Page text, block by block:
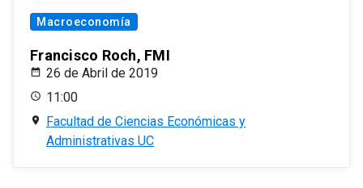
Macroeconomía
Francisco Roch, FMI
26 de Abril de 2019
11:00
Facultad de Ciencias Económicas y
Administrativas UC